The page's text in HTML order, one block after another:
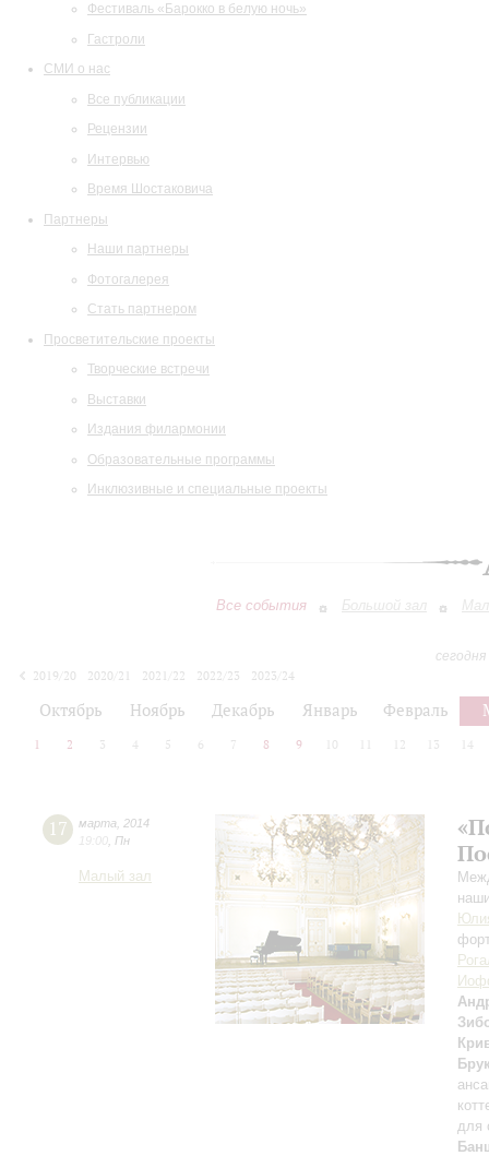
Фестиваль «Барокко в белую ночь»
Гастроли
СМИ о нас
Все публикации
Рецензии
Интервью
Время Шостаковича
Партнеры
Наши партнеры
Фотогалерея
Стать партнером
Просветительские проекты
Творческие встречи
Выставки
Издания филармонии
Образовательные программы
Инклюзивные и специальные проекты
Все события Большой зал
2019/20
2020/21 2021/22 2022/23
2023/24
Октябрь Ноябрь Декабрь Январь Февраль
1 2 3 4 5 6 7 8 9 10 12 13 14
17 марта
2014
19:00 Пн
Малый зал
для